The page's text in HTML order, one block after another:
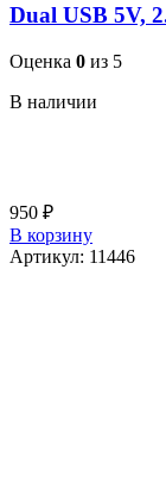
Dual USB 5V,
Оценка 0 из 5
В наличии
950 ₽
В корзину
Артикул: 11446